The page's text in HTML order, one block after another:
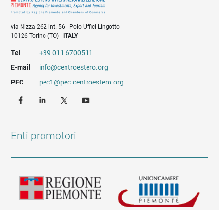
via Nizza 262 int. 56 - Polo Uffici Lingotto
10126 Torino (TO) |
ITALY
Tel
+39 011 6700511
E-mail
info@centroestero.org
PEC
pec1@pec.centroestero.org
Enti promotori